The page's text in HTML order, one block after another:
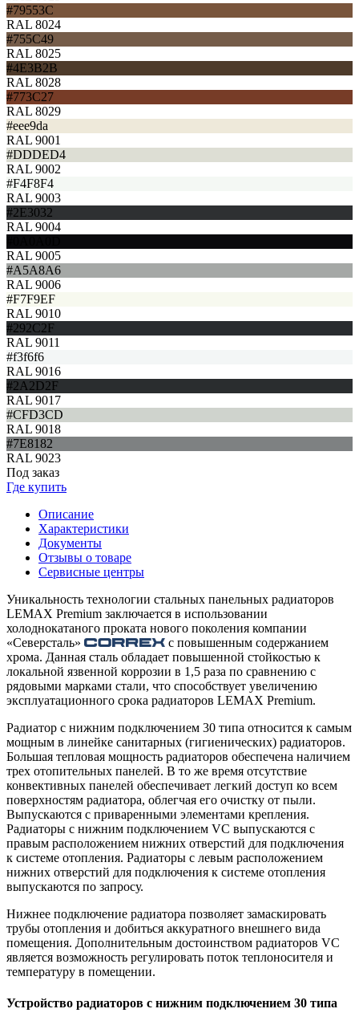
#79553C
RAL 8024
#755C49
RAL 8025
#4E3B2B
RAL 8028
#773C27
RAL 8029
#eee9da
RAL 9001
#DDDED4
RAL 9002
#F4F8F4
RAL 9003
#2E3032
RAL 9004
RAL 9005
#A5A8A6
RAL 9006
#F7F9EF
RAL 9010
#292C2F
RAL 9011
#f3f6f6
RAL 9016
#2A2D2F
RAL 9017
#CFD3CD
RAL 9018
#7E8182
RAL 9023
Под заказ
Где купить
Описание
Характеристики
Документы
Отзывы о товаре
Сервисные центры
Уникальность технологии стальных панельных радиаторов
LEMAX Premium заключается в использовании
холоднокатаного проката нового поколения компании
«Северсталь»
с повышенным содержанием
хрома. Данная сталь обладает повышенной стойкостью к
локальной язвенной коррозии в 1,5 раза по сравнению с
рядовыми марками стали, что способствует увеличению
эксплуатационного срока радиаторов LEMAX Premium.
Радиатор с нижним подключением 30 типа относится к самым
мощным в линейке санитарных (гигиенических) радиаторов.
Большая тепловая мощность радиаторов обеспечена наличием
трех отопительных панелей. В то же время отсутствие
конвективных панелей обеспечивает легкий доступ ко всем
поверхностям радиатора, облегчая его очистку от пыли.
Выпускаются с приваренными элементами крепления.
Радиаторы с нижним подключением VC выпускаются с
правым расположением нижних отверстий для подключения
к системе отопления. Радиаторы с левым расположением
нижних отверстий для подключения к системе отопления
выпускаются по запросу.
Нижнее подключение радиатора позволяет замаскировать
трубы отопления и добиться аккуратного внешнего вида
помещения. Дополнительным достоинством радиаторов VC
является возможность регулировать поток теплоносителя и
температуру в помещении.
Устройство радиаторов с нижним подключением 30 типа